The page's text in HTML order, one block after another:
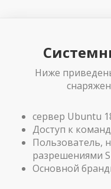
Ниже
сервер Ubuntu
Доступ к
Пользователь,
разрешениями
Основной